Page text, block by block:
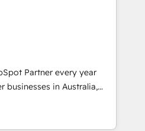
portals and HubSpot CMS
machine that drives more
and crushes your
we'd love to work with you
between systems
strategies Time-
Partner every year
to realise their full
HubSpot CRM